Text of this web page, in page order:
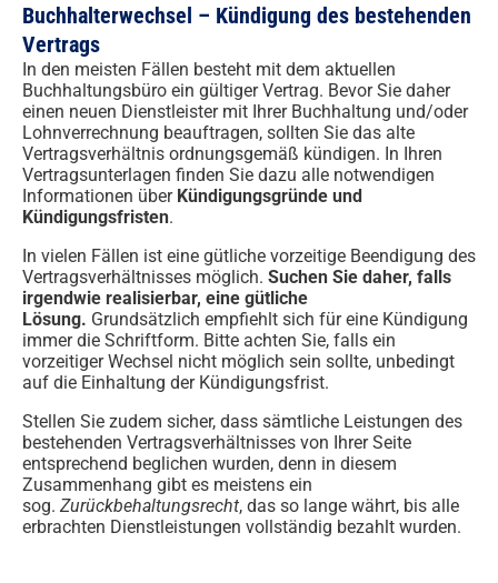
Buchhalterwechsel – Kündigung des bestehenden
Vertrags
In den meisten Fällen besteht mit dem aktuellen
Buchhaltungsbüro ein gültiger Vertrag. Bevor Sie daher
einen neuen Dienstleister mit Ihrer Buchhaltung und/oder
Lohnverrechnung beauftragen, sollten Sie das alte
Vertragsverhältnis ordnungsgemäß kündigen. In Ihren
Vertragsunterlagen finden Sie dazu alle notwendigen
Informationen über Kündigungsgründe und
Kündigungsfristen.
In vielen Fällen ist eine gütliche vorzeitige Beendigung des
Vertragsverhältnisses möglich. Suchen Sie daher, falls
irgendwie realisierbar, eine gütliche
Lösung. Grundsätzlich empfiehlt sich für eine Kündigung
immer die Schriftform. Bitte achten Sie, falls ein
vorzeitiger Wechsel nicht möglich sein sollte, unbedingt
auf die Einhaltung der Kündigungsfrist.
Stellen Sie zudem sicher, dass sämtliche Leistungen des
bestehenden Vertragsverhältnisses von Ihrer Seite
entsprechend beglichen wurden, denn in diesem
Zusammenhang gibt es meistens ein
sog. Zurückbehaltungsrecht, das so lange währt, bis alle
erbrachten Dienstleistungen vollständig bezahlt wurden.